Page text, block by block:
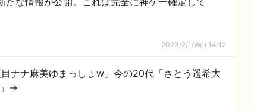
2023/2/1(We) 14:12
ナナ麻美ゆまっしょw」今の20代「さとう遥希大
→